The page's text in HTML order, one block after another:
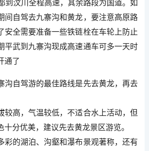
到汶川全程高速，其余路段为国道。如
间自驾去九寨沟和黄龙，要注意高原路
安全需要准备一些铁链栓在车轮上防止
平武到九寨沟现成高速通车可多一天时
通了
沟自驾游的最佳路线是先去黄龙，再去
较高，气温较低，不适合水上活动，但
十分优美，建议先去黄龙景区游览。
彩的湖泊、沟壑和瀑布景观著称，还有